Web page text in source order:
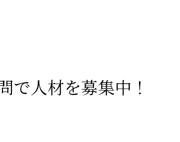
で人材を募集中！